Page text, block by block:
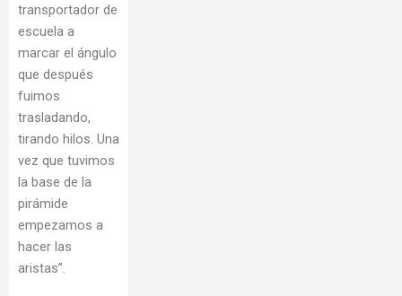
transportador de
escuela a
marcar el ángulo
que después
fuimos
trasladando,
tirando hilos. Una
vez que tuvimos
la base de la
pirámide
empezamos a
hacer las
aristas”.